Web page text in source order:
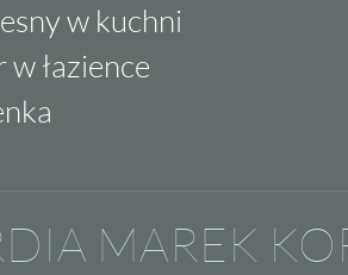
w kuchni
łazience
MAREK